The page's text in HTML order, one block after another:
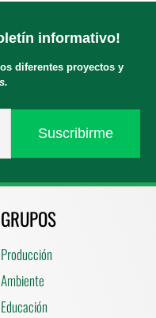
informativo!
diferentes proyectos y
GRUPOS
Producción
Ambiente
Educación